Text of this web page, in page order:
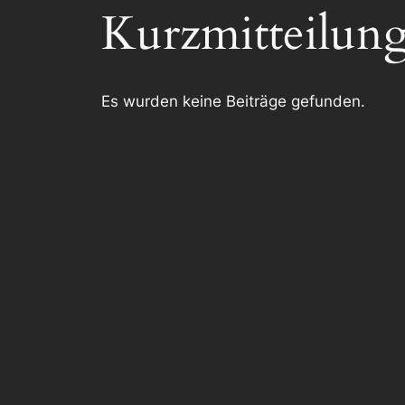
Es wurden keine Beiträge gefunden.